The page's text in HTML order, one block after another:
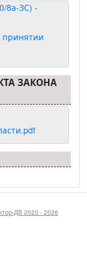
8а-ЗС) -
принятии
ЗАКОНА
ДВ 2020 - 2026